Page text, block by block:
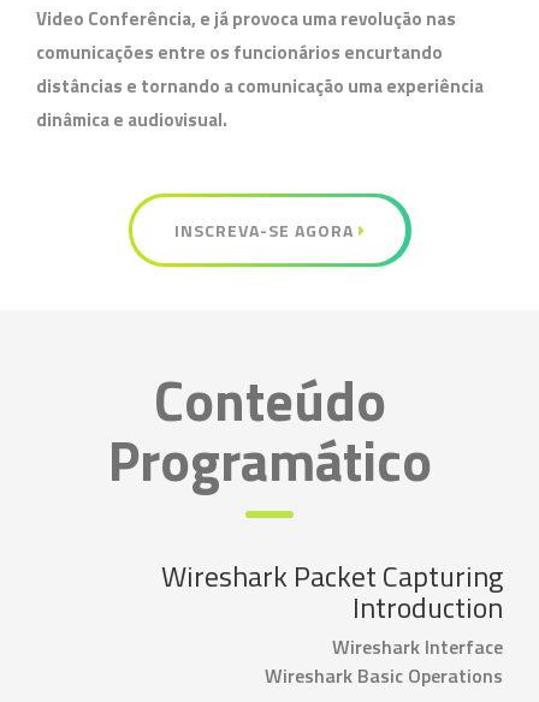
Video Conferência, e já provoca uma revolução nas
comunicações entre os funcionários encurtando
distâncias e tornando a comunicação uma experiência
dinâmica e audiovisual.
INSCREVA-SE AGORA
Conteúdo
Programático
Wireshark Packet Capturing
Introduction
Wireshark Interface
Wireshark Basic Operations